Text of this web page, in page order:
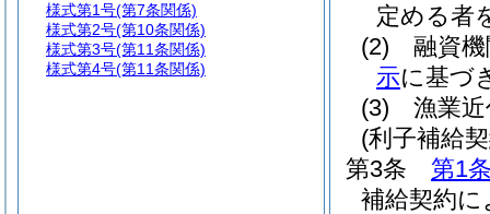
定める者
(2)
融資
示に基づ
(3)
漁業
(利子補給
第3条
第1
補給契約
様式第1号(第7条関係)
様式第2号(第10条関係)
様式第3号(第11条関係)
様式第4号(第11条関係)